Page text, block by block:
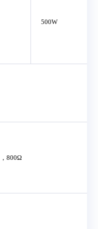
500W
， 800Ω